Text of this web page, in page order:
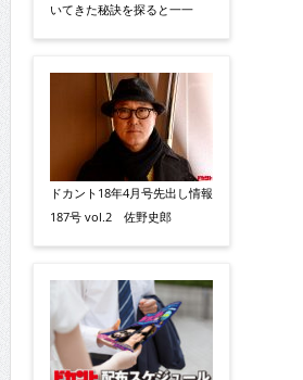
いてきた秘訣を探ると一一
ドカント18年4月号先出し情報
187号 vol.2 佐野史郎